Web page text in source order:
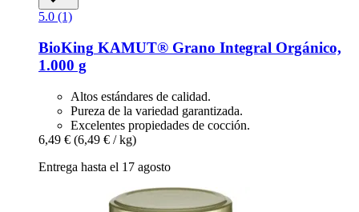
5.0 (1)
BioKing KAMUT® Grano Integral Orgánico,
1.000 g
Altos estándares de calidad.
Pureza de la variedad garantizada.
Excelentes propiedades de cocción.
6,49 € (6,49 € / kg)
Entrega hasta el 17 agosto